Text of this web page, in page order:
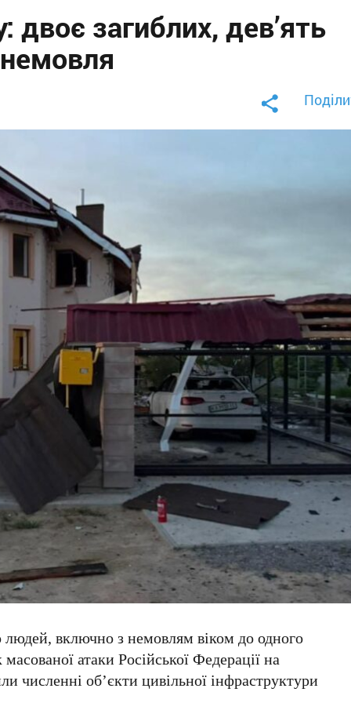
загиблих, дев’ять
людей, включно з немовлям віком до одного
атаки Російської Федерації на
численні об’єкти цивільної інфраструктури